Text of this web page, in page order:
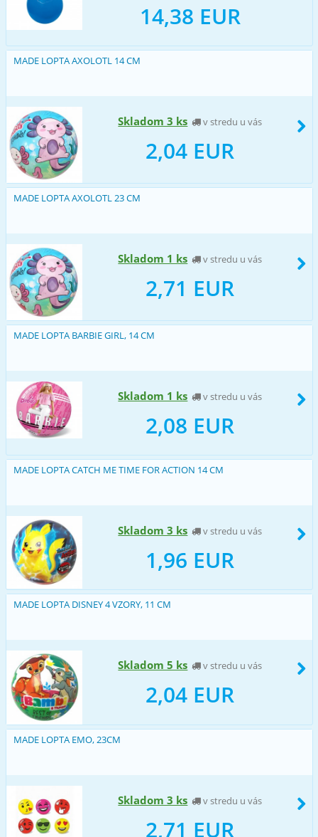
14,38 EUR
MADE LOPTA AXOLOTL 14 CM
Skladom 3 ks v stredu u vás
2,04 EUR
MADE LOPTA AXOLOTL 23 CM
Skladom 1 ks v stredu u vás
2,71 EUR
MADE LOPTA BARBIE GIRL, 14 CM
Skladom 1 ks v stredu u vás
2,08 EUR
MADE LOPTA CATCH ME TIME FOR ACTION 14 CM
Skladom 3 ks v stredu u vás
1,96 EUR
MADE LOPTA DISNEY 4 VZORY, 11 CM
Skladom 5 ks v stredu u vás
2,04 EUR
MADE LOPTA EMO, 23CM
Skladom 3 ks v stredu u vás
2,71 EUR